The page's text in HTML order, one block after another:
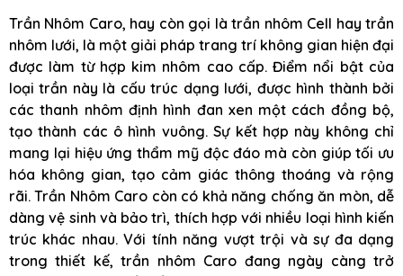
Trần Nhôm Caro, hay còn gọi là trần nhôm Cell hay trần
nhôm lưới, là một giải pháp trang trí không gian hiện đại
được làm từ hợp kim nhôm cao cấp. Điểm nổi bật của
loại trần này là cấu trúc dạng lưới, được hình thành bởi
các thanh nhôm định hình đan xen một cách đồng bộ,
tạo thành các ô hình vuông. Sự kết hợp này không chỉ
mang lại hiệu ứng thẩm mỹ độc đáo mà còn giúp tối ưu
hóa không gian, tạo cảm giác thông thoáng và rộng
rãi. Trần Nhôm Caro còn có khả năng chống ăn mòn, dễ
dàng vệ sinh và bảo trì, thích hợp với nhiều loại hình kiến
trúc khác nhau. Với tính năng vượt trội và sự đa dạng
trong thiết kế, trần nhôm Caro đang ngày càng trở